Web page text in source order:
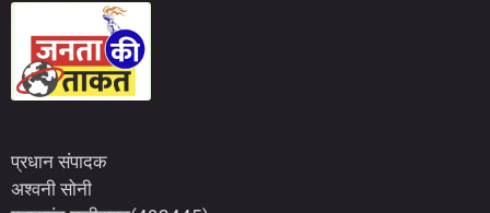
प्रधान संपादक
अश्वनी सोनी